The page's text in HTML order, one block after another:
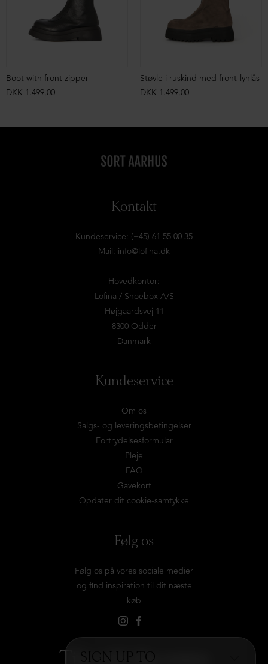
SIGN UP TO
Boot with front zipper
DKK 1.499,00
Støvle i ruskind med front-lynlås
DKK 1.499,00
Kontakt
Kundeservice: (+45) 61 55 00 35
Mail: info@lofina.dk
Hovedkontor:
Lofina / Shoebox A/S
Højgaardsvej 11
8300 Odder
Danmark
Kundeservice
Om os
Salgs- og leveringsbetingelser
Fortrydelsesformular
Pleje
FAQ
Gavekort
Opdater dit cookie-samtykke
Følg os
Følg os på vores sociale medier
og find inspiration til dit næste
køb
Tilmeld dig vores